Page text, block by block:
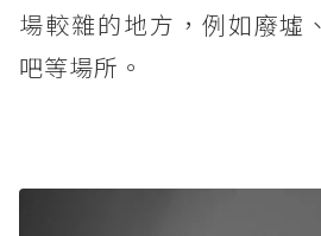
場較雜的地方，例如廢墟
吧等場所。